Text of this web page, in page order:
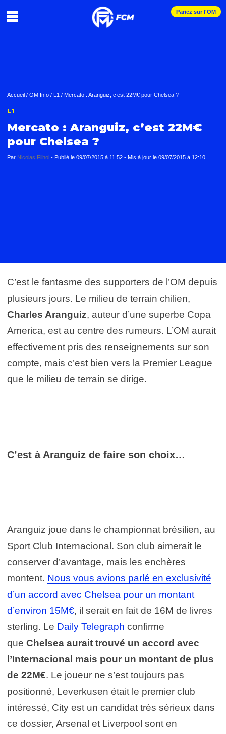
Pariez sur l'OM
Accueil / OM Info / L1 / Mercato : Aranguiz, c’est 22M€ pour Chelsea ?
L1
Mercato : Aranguiz, c’est 22M€
pour Chelsea ?
Par Nicolas Filhol - Publié le 09/07/2015 à 11:52 - Mis à jour le 09/07/2015 à 12:10
C’est le fantasme des supporters de l’OM depuis
plusieurs jours. Le milieu de terrain chilien,
Charles Aranguiz, auteur d’une superbe Copa
America, est au centre des rumeurs. L’OM aurait
effectivement pris des renseignements sur son
compte, mais c’est bien vers la Premier League
que le milieu de terrain se dirige.
C’est à Aranguiz de faire son choix…
Aranguiz joue dans le championnat brésilien, au
Sport Club Internacional. Son club aimerait le
conserver d’avantage, mais les enchères
montent. Nous vous avions parlé en exclusivité
d’un accord avec Chelsea pour un montant
d’environ 15M€, il serait en fait de 16M de livres
sterling. Le Daily Telegraph confirme
que Chelsea aurait trouvé un accord avec
l’Internacional mais pour un montant de plus
de 22M€. Le joueur ne s’est toujours pas
positionné, Leverkusen était le premier club
intéressé, City est un candidat très sérieux dans
ce dossier, Arsenal et Liverpool sont en